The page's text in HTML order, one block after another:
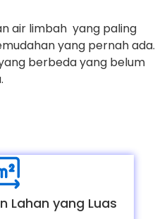
air limbah yang paling
yang pernah ada.
berbeda yang belum
Lahan yang Luas